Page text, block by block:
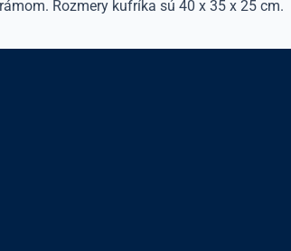
Rozmery kufríka sú 40 x 35 x 25 cm.